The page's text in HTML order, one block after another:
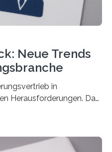
Neue Trends
in
Herausforderungen. Das
Dr. Lukas Linnenbrink
e.V.